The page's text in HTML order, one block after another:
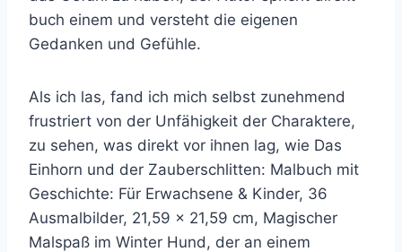
buch einem und versteht die eigenen
Gedanken und Gefühle.
Als ich las, fand ich mich selbst zunehmend
frustriert von der Unfähigkeit der Charaktere,
zu sehen, was direkt vor ihnen lag, wie Das
Einhorn und der Zauberschlitten: Malbuch mit
Geschichte: Für Erwachsene & Kinder, 36
Ausmalbilder, 21,59 x 21,59 cm, Magischer
Malspaß im Winter Hund, der an einem